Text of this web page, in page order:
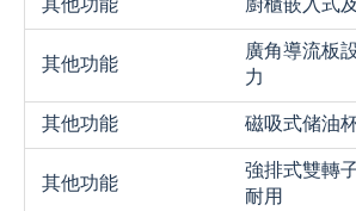
其他功能 廚櫃嵌入式
其他功能
廣角導流板
力
其他功能
磁吸式储油
其他功能
強排式雙轉
耐用